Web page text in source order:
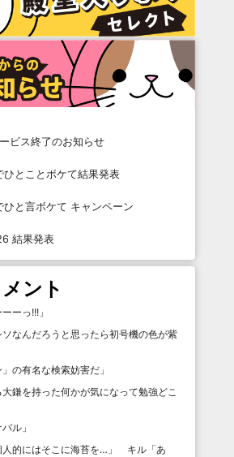
ビス終了のお知らせ
ひとことボケて結果発表
ひと言ボケて キャンペーン
結果発表
ント
ーっ!!! 」
ソなんだろうと思ったら初号機の色が紫
」の有名な検索妨害だ 」
鎌を持った何かが気になって勉強どこ
バル 」
人的にはそこに海苔を…」 キル「あ